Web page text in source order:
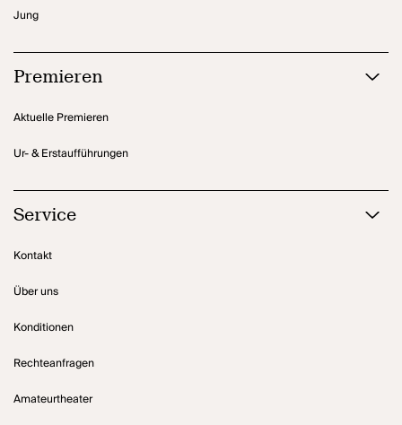
Jung
Premieren
Aktuelle Premieren
Ur- & Erstaufführungen
Service
Kontakt
Über uns
Konditionen
Rechteanfragen
Amateurtheater